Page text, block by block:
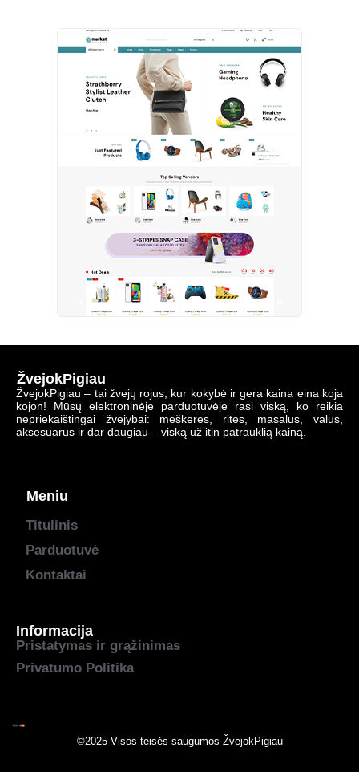
ŽvejokPigiau
ŽvejokPigiau – tai žvejų rojus, kur kokybė ir gera kaina eina koja
kojon! Mūsų elektroninėje parduotuvėje rasi viską, ko reikia
nepriekaištingai žvejybai: meškeres, rites, masalus, valus,
aksesuarus ir dar daugiau – viską už itin patrauklią kainą.
Meniu
Titulinis
Parduotuvė
Kontaktai
Informacija
Pristatymas ir grąžinimas
Privatumo Politika
©2025 Visos teisės saugumos ŽvejokPigiau